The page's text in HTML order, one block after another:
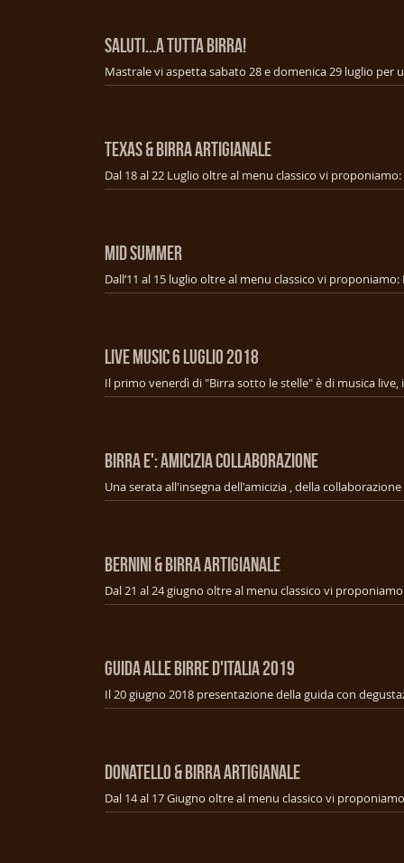
SALUTI...A TUTTA BIRRA!
TEXAS & BIRRA ARTIGIANALE
MID SUMMER
LIVE MUSIC 6 Luglio 2018
BIRRA E': AMICIZIA COLLABORAZIONE
BERNINI & BIRRA ARTIGIANALE
GUIDA ALLE BIRRE D'ITALIA 2019
Il 20 giugno 2018 presentazione della guida con
DONATELLO & BIRRA ARTIGIANALE